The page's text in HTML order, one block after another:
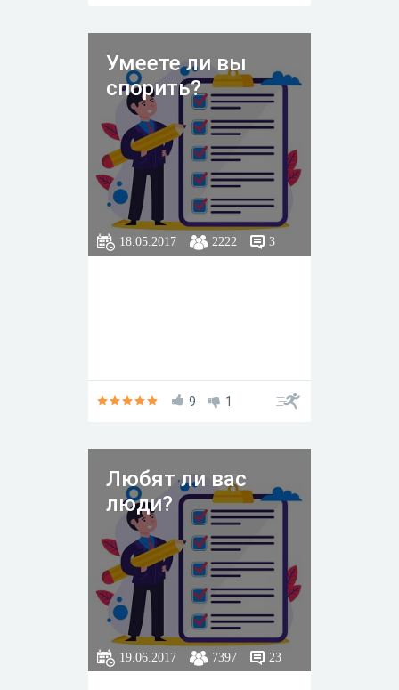
Умеете ли вы
спорить?
18.05.2017 2222 3
9 1
Любят ли вас
люди?
19.06.2017 7397 23